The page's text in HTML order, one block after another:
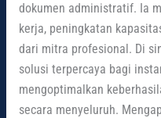
dokumen administratif. Ia
kerja, peningkatan
dari mitra profesional. Di
solusi terpercaya bagi
mengoptimalkan
secara menyeluruh.